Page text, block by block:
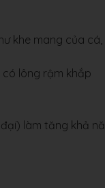
khe mang của cá,
lông rậm khắp
làm tăng khả